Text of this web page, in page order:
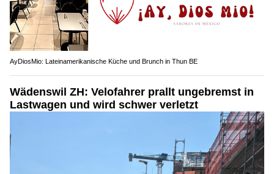
AyDiosMio: Lateinamerikanische Küche und Brunch in Thun BE
Wädenswil ZH: Velofahrer prallt ungebremst in
Lastwagen und wird schwer verletzt